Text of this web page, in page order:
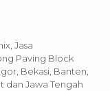
Jasa
Paving Block
Bekasi, Banten,
dan Jawa Tengah